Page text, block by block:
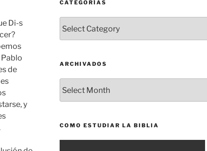
Di-s
de
y
CATEGORÍAS
ARCHIVADOS
COMO ESTUDIAR LA BIBLIA